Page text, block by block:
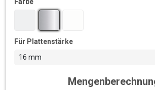
Für Plattenstärke
16 mm